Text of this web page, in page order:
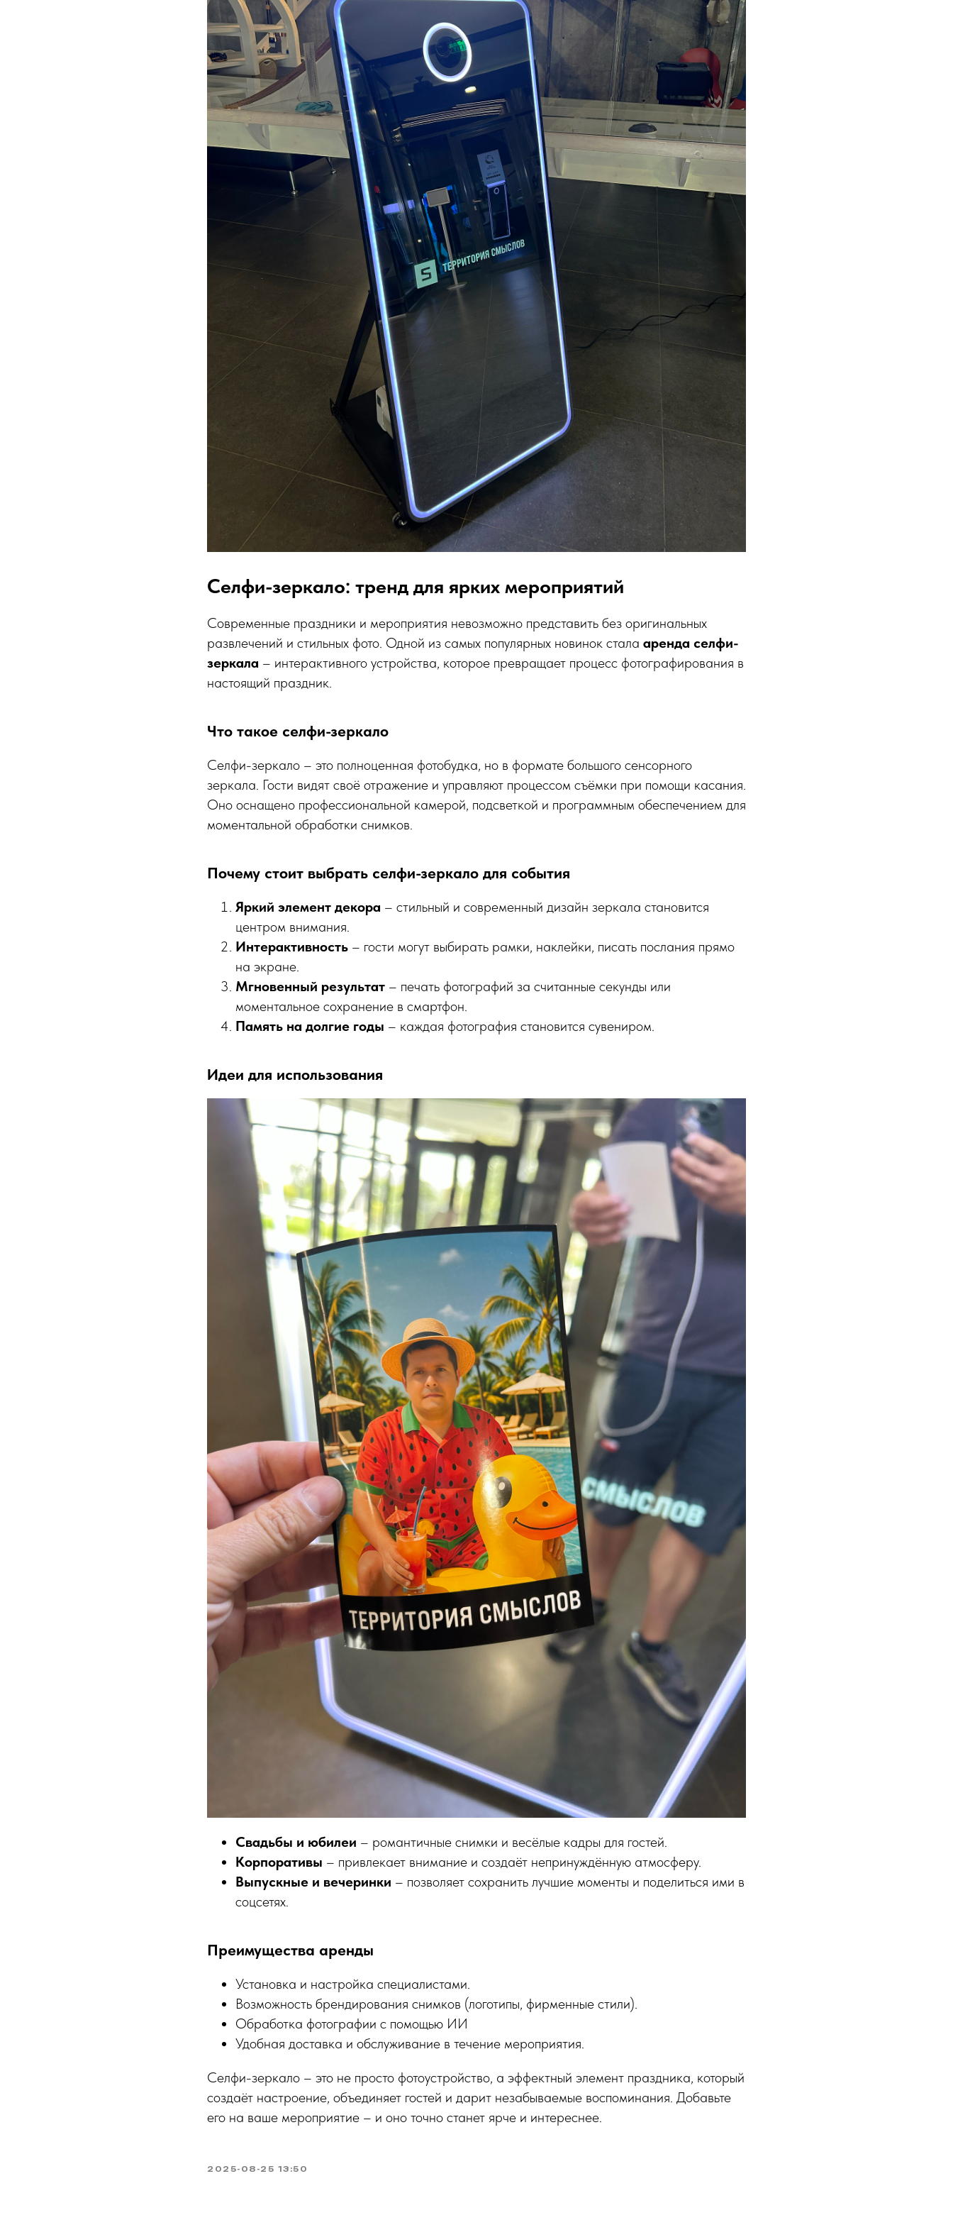
Селфи-зеркало: тренд для ярких мероприятий
Современные праздники и мероприятия невозможно представить без оригинальных
развлечений и стильных фото. Одной из самых популярных новинок стала аренда селфи-
зеркала – интерактивного устройства, которое превращает процесс фотографирования в
настоящий праздник.
Что такое селфи-зеркало
Селфи-зеркало – это полноценная фотобудка, но в формате большого сенсорного
зеркала. Гости видят своё отражение и управляют процессом съёмки при помощи касания.
Оно оснащено профессиональной камерой, подсветкой и программным обеспечением для
моментальной обработки снимков.
Почему стоит выбрать селфи-зеркало для события
Яркий элемент декора – стильный и современный дизайн зеркала становится
центром внимания.
Интерактивность – гости могут выбирать рамки, наклейки, писать послания прямо
на экране.
Мгновенный результат – печать фотографий за считанные секунды или
моментальное сохранение в смартфон.
Память на долгие годы – каждая фотография становится сувениром.
Идеи для использования
Свадьбы и юбилеи – романтичные снимки и весёлые кадры для гостей.
Корпоративы – привлекает внимание и создаёт непринуждённую атмосферу.
Выпускные и вечеринки – позволяет сохранить лучшие моменты и поделиться ими в
соцсетях.
Преимущества аренды
Установка и настройка специалистами.
Возможность брендирования снимков (логотипы, фирменные стили).
Обработка фотографии с помощью ИИ
Удобная доставка и обслуживание в течение мероприятия.
Селфи-зеркало – это не просто фотоустройство, а эффектный элемент праздника, который
создаёт настроение, объединяет гостей и дарит незабываемые воспоминания. Добавьте
его на ваше мероприятие – и оно точно станет ярче и интереснее.
2025-08-25 13:50